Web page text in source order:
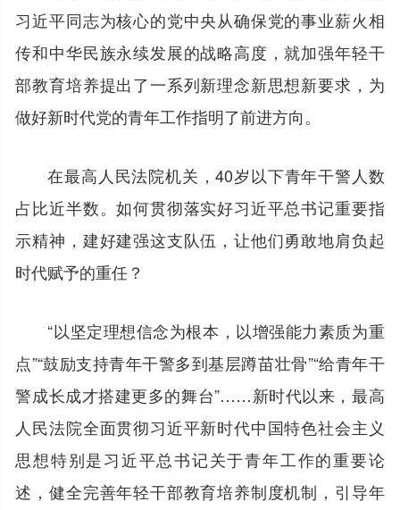
习近平同志为核心的党中央从确保党的事业薪火相
传和中华民族永续发展的战略高度，就加强年轻干
部教育培养提出了一系列新理念新思想新要求，为
做好新时代党的青年工作指明了前进方向。
在最高人民法院机关，40岁以下青年干警人数
占比近半数。如何贯彻落实好习近平总书记重要指
示精神，建好建强这支队伍，让他们勇敢地肩负起
时代赋予的重任？
“以坚定理想信念为根本，以增强能力素质为重
点”“鼓励支持青年干警多到基层蹲苗壮骨”“给青年干
警成长成才搭建更多的舞台”……新时代以来，最高
人民法院全面贯彻习近平新时代中国特色社会主义
思想特别是习近平总书记关于青年工作的重要论
述，健全完善年轻干部教育培养制度机制，引导年